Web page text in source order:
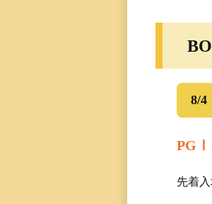
8/4
PGⅠ
先着